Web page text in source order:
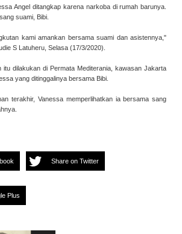
Angel ditangkap karena narkoba di rumah barunya.
suami, Bibi.
kami amankan bersama suami dan asistennya,"
S Latuheru, Selasa (17/3/2020).
itu dilakukan di Permata Mediterania, kawasan Jakarta
yang ditinggalinya bersama Bibi.
terakhir, Vanessa memperlihatkan ia bersama sang
Share on Twitter
Plus